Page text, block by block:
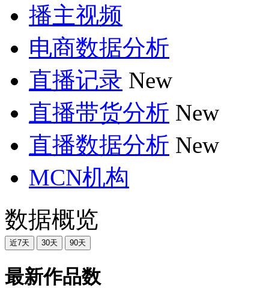
播主视频
电商数据分析
直播记录 New
直播带货分析 New
直播数据分析 New
MCN机构
数据概览
近7天 30天 90天
最新作品数